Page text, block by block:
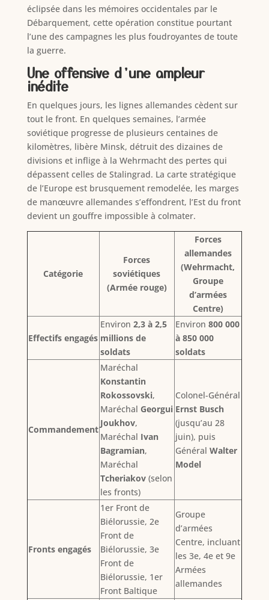
éclipsée dans les mémoires occidentales par le
Débarquement, cette opération constitue pourtant
l’une des campagnes les plus foudroyantes de toute
la guerre.
Une offensive d’une ampleur
inédite
En quelques jours, les lignes allemandes cèdent sur
tout le front. En quelques semaines, l’armée
soviétique progresse de plusieurs centaines de
kilomètres, libère Minsk, détruit des dizaines de
divisions et inflige à la Wehrmacht des pertes qui
dépassent celles de Stalingrad. La carte stratégique
de l’Europe est brusquement remodelée, les marges
de manœuvre allemandes s’effondrent, l’Est du front
devient un gouffre impossible à colmater.
Catégorie
Forces
soviétiques
(Armée rouge)
Forces
allemandes
(Wehrmacht,
Groupe
d’armées
Centre)
Effectifs engagés
Environ 2,3 à 2,5
millions de
soldats
Environ 800 000
à 850 000
soldats
Commandement
Maréchal
Konstantin
Rokossovski,
Maréchal Georgui
Joukhov,
Maréchal Ivan
Bagramian,
Maréchal
Tcheriakov(selon
les fronts)
Colonel-Général
Ernst Busch
(jusqu’au 28
juin), puis
Général Walter
Model
Fronts engagés
1er Front de
Biélorussie, 2e
Front de
Biélorussie, 3e
Front de
Biélorussie, 1er
Front Baltique
Groupe
d’armées
Centre, incluant
les 3e, 4e et 9e
Armées
allemandes